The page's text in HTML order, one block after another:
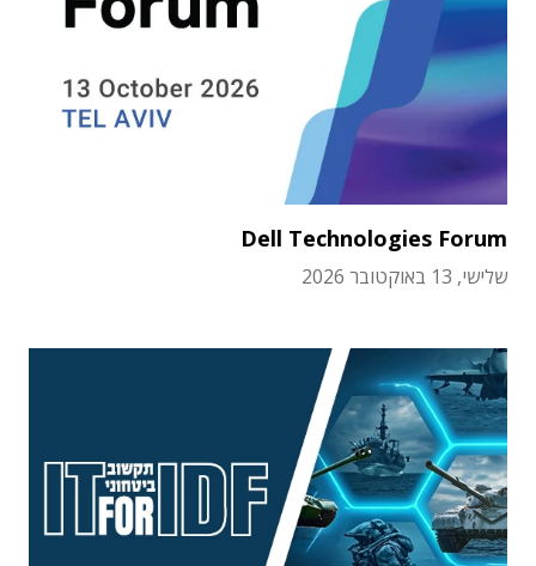
Dell Technologies Forum
שלישי, 13 באוקטובר 2026